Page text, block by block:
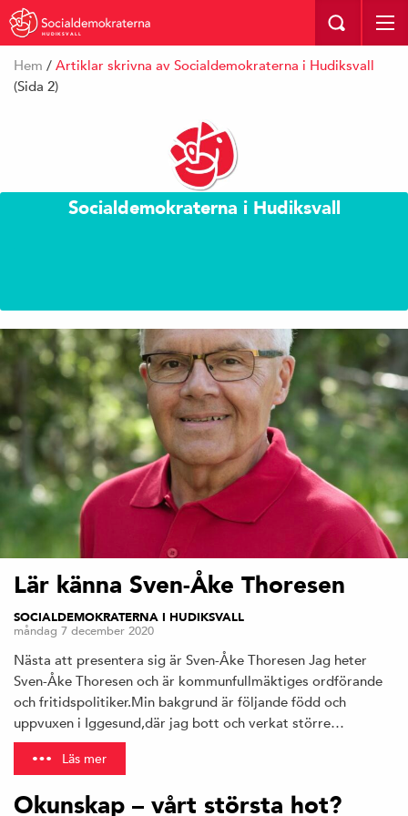
HUDIKSVALL
Hem / Artiklar skrivna av Socialdemokraterna i Hudiksvall
(Sida 2)
Socialdemokraterna i Hudiksvall
Lär känna Sven-Åke Thoresen
SOCIALDEMOKRATERNA I HUDIKSVALL
måndag 7 december 2020
Nästa att presentera sig är Sven-Åke Thoresen Jag heter
Sven-Åke Thoresen och är kommunfullmäktiges ordförande
och fritidspolitiker.Min bakgrund är följande född och
uppvuxen i Iggesund,där jag bott och verkat större…
Läs mer
Okunskap – vårt största hot?